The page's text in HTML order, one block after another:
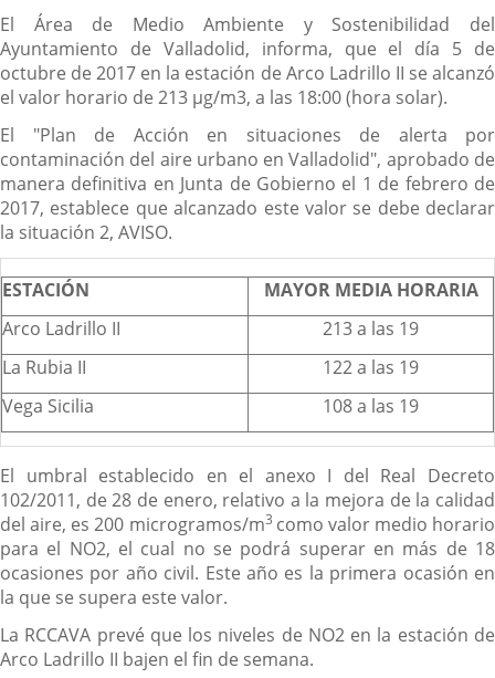
El Área de Medio Ambiente y Sostenibilidad del
Ayuntamiento de Valladolid, informa, que el día 5 de
octubre de 2017 en la estación de Arco Ladrillo II se alcanzó
el valor horario de 213 µg/m3, a las 18:00 (hora solar).
El "Plan de Acción en situaciones de alerta por
contaminación del aire urbano en Valladolid", aprobado de
manera definitiva en Junta de Gobierno el 1 de febrero de
2017, establece que alcanzado este valor se debe declarar
la situación 2, AVISO.
ESTACIÓN
MAYOR MEDIA HORARIA
Arco Ladrillo II
213 a las 19
La Rubia II
122 a las 19
Vega Sicilia
108 a las 19
El umbral establecido en el anexo I del Real Decreto
102/2011, de 28 de enero, relativo a la mejora de la calidad
del aire, es 200 microgramos/m3 como valor medio horario
para el NO2, el cual no se podrá superar en más de 18
ocasiones por año civil. Este año es la primera ocasión en
la que se supera este valor.
La RCCAVA prevé que los niveles de NO2 en la estación de
Arco Ladrillo II bajen el fin de semana.